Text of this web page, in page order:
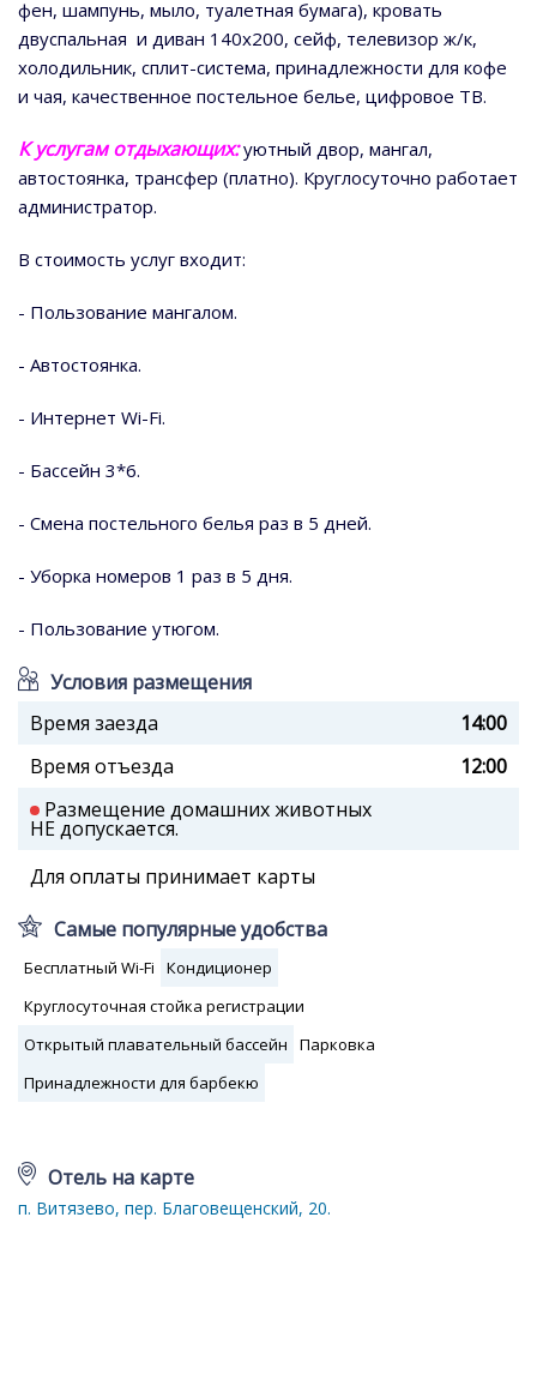
фен, шампунь, мыло, туалетная бумага), кровать
двуспальная и диван 140х200, сейф, телевизор ж/к,
холодильник, сплит-система, принадлежности для кофе
и чая, качественное постельное белье, цифровое ТВ.
К услугам отдыхающих:уютный двор, мангал,
автостоянка, трансфер (платно). Круглосуточно работает
администратор.
В стоимость услуг входит:
- Пользование мангалом.
- Автостоянка.
- Интернет Wi-Fi.
- Бассейн 3*6.
- Смена постельного белья раз в 5 дней.
- Уборка номеров 1 раз в 5 дня.
- Пользование утюгом.
Условия размещения
Время заезда
14:00
Время отъезда
12:00
Размещение домашних животных
НЕ допускается.
Для оплаты принимает карты
Самые популярные удобства
Бесплатный Wi-Fi
Кондиционер
Круглосуточная стойка регистрации
Открытый плавательный бассейн
Парковка
Принадлежности для барбекю
Отель на карте
п. Витязево, пер. Благовещенский, 20.